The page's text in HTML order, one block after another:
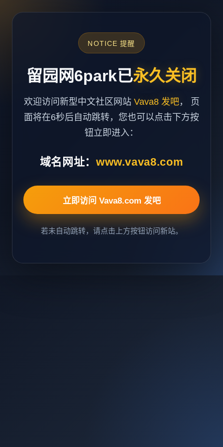
NOTICE 提醒
留园网6park已永久关闭
欢迎访问新型中文社区网站 Vava8 发吧， 页
面将在6秒后自动跳转，您也可以点击下方按
钮立即进入：
域名网址： www.vava8.com
立即访问 Vava8.com 发吧
若未自动跳转，请点击上方按钮访问新站。